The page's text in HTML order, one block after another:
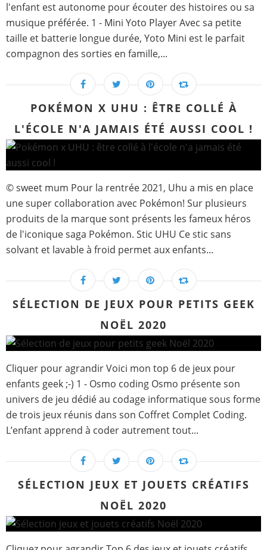
l'enfant est autonome pour écouter des histoires ou sa
musique préférée. 1 - Mini Yoto Player Avec sa petite
taille et batterie longue durée, Yoto Mini est le parfait
compagnon des sorties en famille,...
POKÉMON X UHU : ÊTRE COLLÉ À
L'ÉCOLE N'A JAMAIS ÉTÉ AUSSI COOL !
© sweet mum Pour la rentrée 2021, Uhu a mis en place
une super collaboration avec Pokémon! Sur plusieurs
produits de la marque sont présents les fameux héros
de l'iconique saga Pokémon. Stic UHU Ce stic sans
solvant et lavable à froid permet aux enfants...
SÉLECTION DE JEUX POUR PETITS GEEK
NOËL 2020
Cliquer pour agrandir Voici mon top 6 de jeux pour
enfants geek ;-) 1 - Osmo coding Osmo présente son
univers de jeu dédié au codage informatique sous forme
de trois jeux réunis dans son Coffret Complet Coding.
L’enfant apprend à coder autrement tout...
SÉLECTION JEUX ET JOUETS CRÉATIFS
NOËL 2020